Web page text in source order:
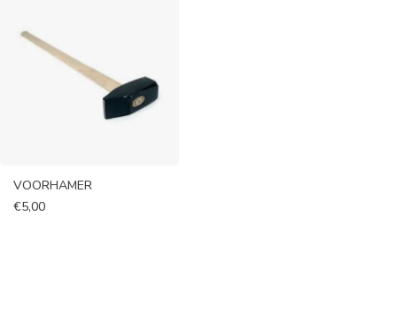
VOORHAMER
€5,00